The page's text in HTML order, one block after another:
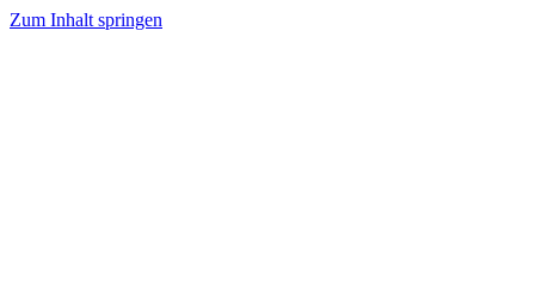
Zum Inhalt springen